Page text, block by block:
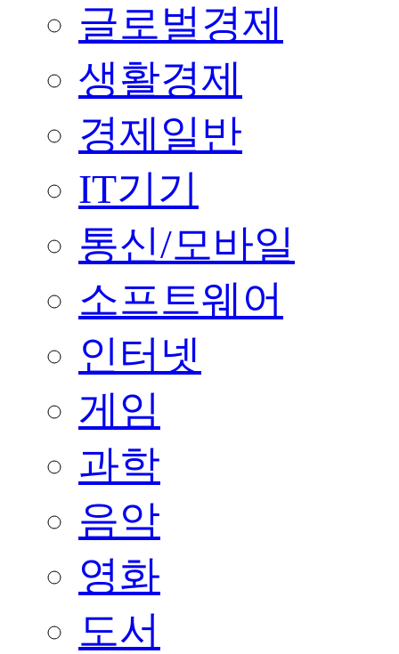
글로벌경제
생활경제
경제일반
IT기기
통신/모바일
소프트웨어
인터넷
게임
과학
음악
영화
도서